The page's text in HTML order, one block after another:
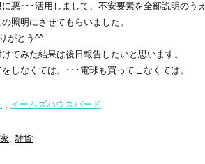
悪･･･活用しまして、不安要素を全部説明のうえ
照明にさせてもらいました。
がとう^^
てみた結果は後日報告したいと思います。
しなくては。･･･電球も買ってこなくては。
, イームズハウスバード
, 雑貨